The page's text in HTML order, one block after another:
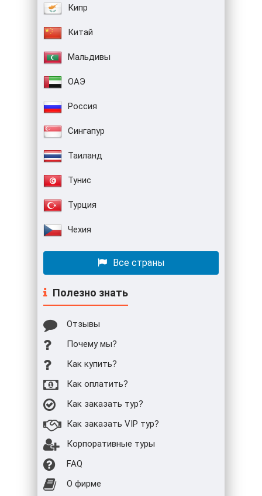
Кипр
Китай
Мальдивы
ОАЭ
Россия
Сингапур
Таиланд
Тунис
Турция
Чехия
Все страны
Полезно знать
Отзывы
Почему мы?
Как купить?
Как оплатить?
Как заказать тур?
Как заказать VIP тур?
Корпоративные туры
FAQ
О фирме